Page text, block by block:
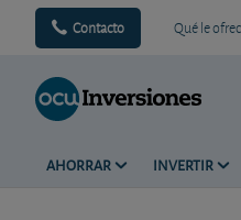
Contacto Qué le
AHORRAR INVERTIR